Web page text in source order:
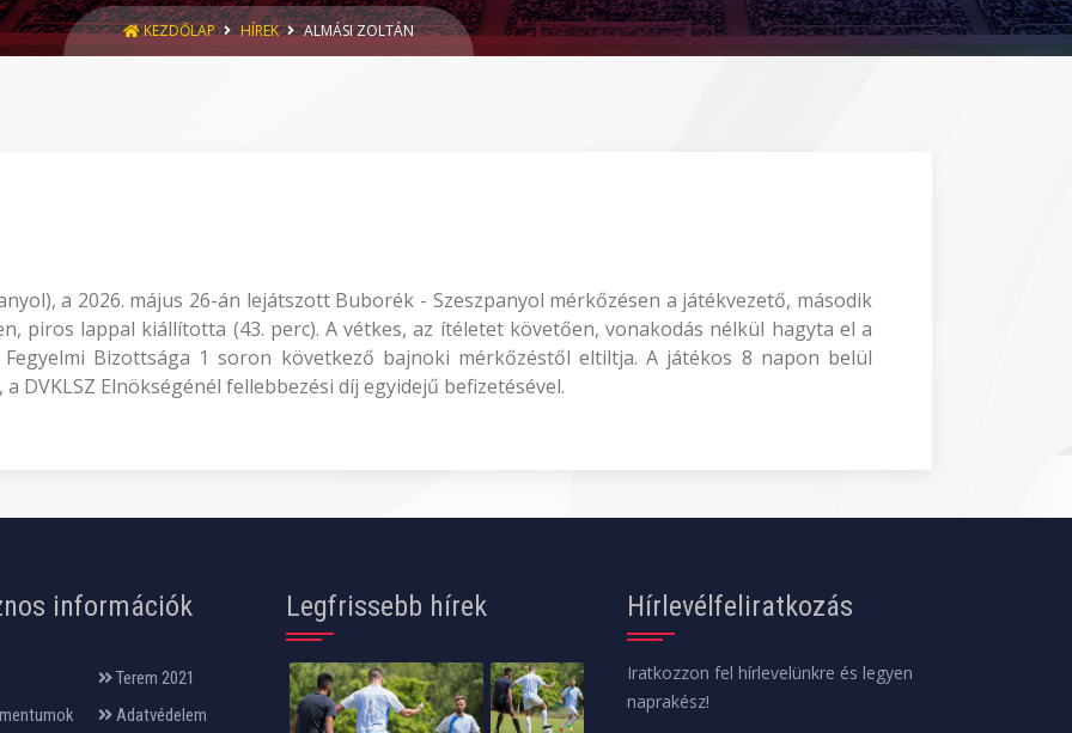
KEZDŐLAP HÍREK ALMÁSI ZOLTÁN
a 2026. május 26-án lejátszott Buborék - Szeszpanyol mérkőzésen a játékvezető, második
piros lappal kiállította (43. perc). A vétkes, az ítéletet követően, vonakodás nélkül hagyta el a
Bizottsága 1 soron következő bajnoki mérkőzéstől eltiltja. A játékos 8 napon belül
DVKLSZ Elnökségénél fellebbezési díj egyidejű befizetésével.
információk
Terem 2021
Adatvédelem
Legfrissebb hírek Hírlevélfeliratkozás
Iratkozzon fel hírlevelünkre és legyen
naprakész!